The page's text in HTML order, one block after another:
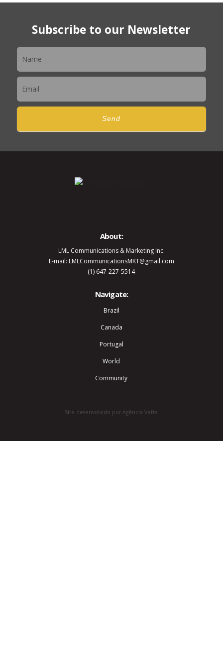
Subscribe to our Newsletter
Send
About:
LML Communications & Marketing Inc.
E-mail: LMLCommunicationsMKT@gmail.com
(1) 647-227-5514
Navigate:
Brazil
Canada
Portugal
World
Community
Site desenvolvido por Agência Vetta